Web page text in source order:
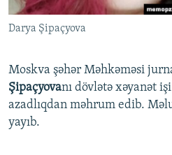
Darya Şipaçyova
Moskva şəhər Məhkəməsi
Şipaçyovanı dövlətə xəyanət
azadlıqdan məhrum edib.
yayıb.